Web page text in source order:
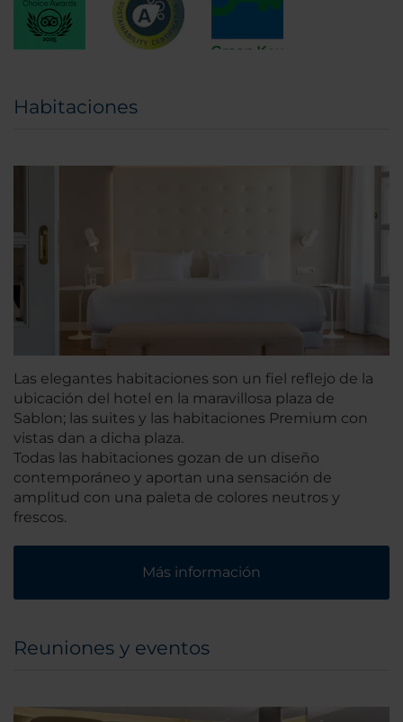
Habitaciones
Las elegantes habitaciones son un fiel reflejo de la
ubicación del hotel en la maravillosa plaza de
Sablon; las suites y las habitaciones Premium con
vistas dan a dicha plaza.
Todas las habitaciones gozan de un diseño
contemporáneo y aportan una sensación de
amplitud con una paleta de colores neutros y
frescos.
Más información
Reuniones y eventos